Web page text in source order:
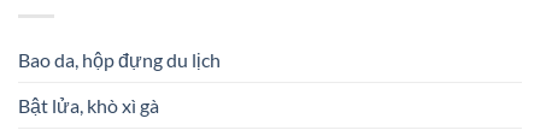
Bao da, hộp đựng du lịch
Bật lửa, khò xì gà